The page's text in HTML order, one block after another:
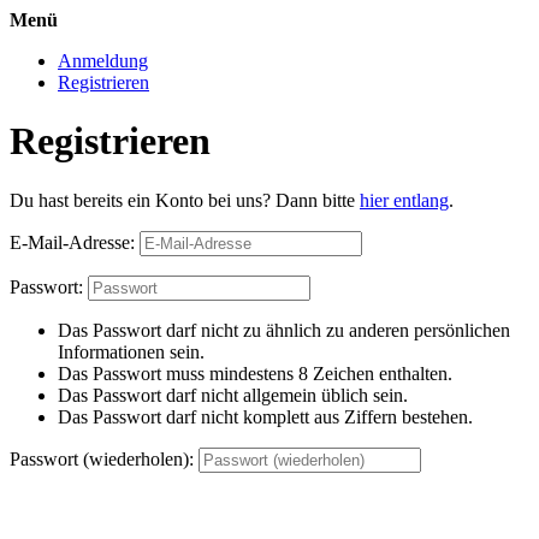
Menü
Anmeldung
Registrieren
Registrieren
Du hast bereits ein Konto bei uns? Dann bitte hier entlang.
E-Mail-Adresse:
Passwort:
Das Passwort darf nicht zu ähnlich zu anderen persönlichen
Informationen sein.
Das Passwort muss mindestens 8 Zeichen enthalten.
Das Passwort darf nicht allgemein üblich sein.
Das Passwort darf nicht komplett aus Ziffern bestehen.
Passwort (wiederholen):